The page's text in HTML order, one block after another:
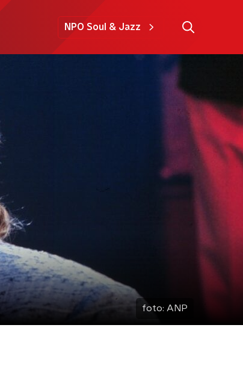
NPO Soul & Jazz
foto: ANP